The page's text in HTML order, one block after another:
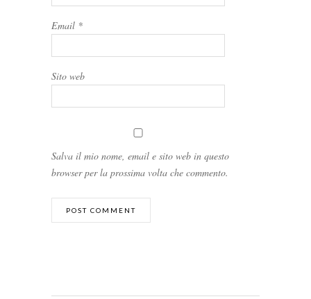
Email *
Sito web
Salva il mio nome, email e sito web in questo
browser per la prossima volta che commento.